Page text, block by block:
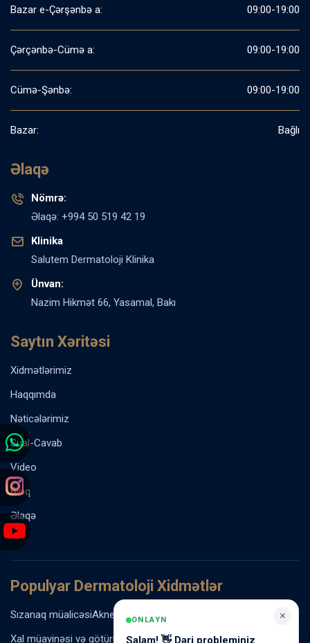
×
ONLAYN
Salam! 👋 Dəri probleminiz
Bazar e-Çərşənbə a: 09:00-19:00
Çərçənbə-Cümə a: 09:00-19:00
Cümə-Şənbə: 09:00-19:00
Bazar: Bağlı
Əlaqə
Nömrə:
Əlaqə: +994 50 519 42 19
Klinika
Salutem Dermatoloji Klinika
Ünvan:
Nazim Hikmət 66, Yasamal, Bakı
Saytın Xəritəsi
Xidmətlərimiz
Haqqımda
Nəticələrimiz
Sual-Cavab
Video
Bloq
Əlaqə
Populyar Dermatoloji Xidmətlər
Sızanaq müalicəsiAkne vulgaris müalicəsi
Rozasea müalicəsi
Xal müayinəsi və götürülməsiZiyil və papilloma müalicəsi